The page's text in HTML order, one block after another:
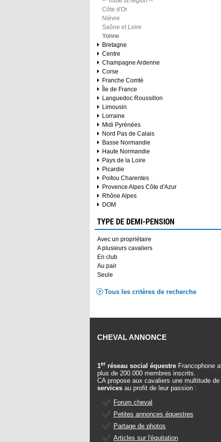
Côte d'Or
Nièvre
Saône et Loire
Yonne
Bretagne
Centre
Champagne Ardenne
Corse
Franche Comté
Île de France
Languedoc Roussillon
Limousin
Lorraine
Midi Pyrénées
Nord Pas de Calais
Basse Normandie
Haute Normandie
Pays de la Loire
Picardie
Poitou Charentes
Provence Alpes Côte d'Azur
Rhône Alpes
DOM
TYPE DE DEMI-PENSION
Avec un propriétaire
A plusieurs cavaliers
En club
Au pair
Seule
Tous les critères de recherche
CHEVAL ANNONCE
1er réseau social équestre Francophone
plus de 200.000 membres inscrits.
CA propose aux cavaliers une multitude de
services au profit de leur passion :
Forum cheval
Petites annonces équestres
Partage de photos
Articles sur l'équitation